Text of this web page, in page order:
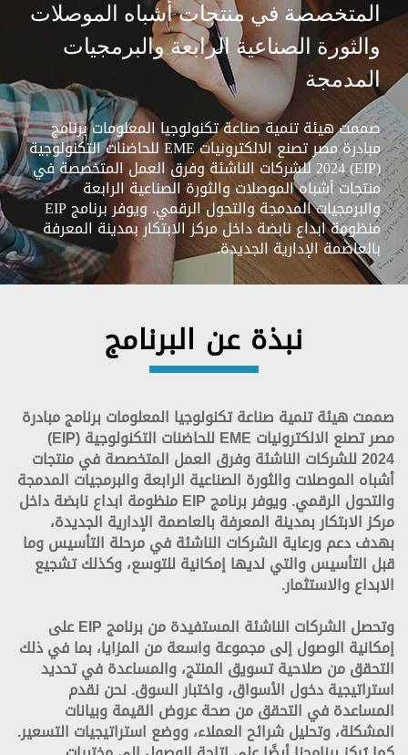
المتخصصة في منتجات أشباه الموصلات
والثورة الصناعية الرابعة والبرمجيات
المدمجة
صممت هيئة تنمية صناعة تكنولوجيا المعلومات برنامج
مبادرة مصر تصنع الالكترونيات EME للحاضنات التكنولوجية
(EIP) 2024 للشركات الناشئة وفرق العمل المتخصصة في
منتجات أشباه الموصلات والثورة الصناعية الرابعة
والبرمجيات المدمجة والتحول الرقمي. ويوفر برنامج EIP
منظومة ابداع نابضة داخل مركز الابتكار بمدينة المعرفة
بالعاصمة الإدارية الجديدة.
نبذة عن البرنامج
صممت هيئة تنمية صناعة تكنولوجيا المعلوماتبرنامج مبادرة
مصر تصنع الالكترونيات EME للحاضنات التكنولوجية (EIP)
2024للشركات الناشئة وفرق العمل المتخصصة في منتجات
أشباه الموصلات والثورة الصناعية الرابعة والبرمجيات المدمجة
والتحول الرقمي. ويوفر برنامج EIP منظومة ابداع نابضة داخل
مركز الابتكار بمدينة المعرفةبالعاصمة الإدارية الجديدة،
بهدف دعم ورعاية الشركات الناشئة في مرحلة التأسيس وما
قبل التأسيس والتي لديها إمكانية للتوسع، وكذلك تشجيع
الابداع والاستثمار.
وتحصل الشركات الناشئة المستفيدة من برنامج EIP على
إمكانية الوصول إلى مجموعة واسعة من المزايا، بما في ذلك
التحقق من صلاحية تسويق المنتج، والمساعدة في تحديد
استراتيجية دخول الأسواق، واختبار السوق. نحن نقدم
المساعدة في التحقق من صحة عروض القيمة وبيانات
المشكلة، وتحليل شرائح العملاء، ووضع استراتيجيات التسعير.